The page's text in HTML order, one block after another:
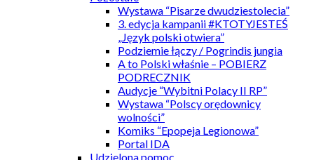
Wystawa “Pisarze dwudziestolecia”
3. edycja kampanii #KTOTYJESTEŚ
„Język polski otwiera”
Podziemie łączy / Pogrindis jungia
A to Polski właśnie – POBIERZ
PODRECZNIK
Audycje “Wybitni Polacy II RP”
Wystawa “Polscy orędownicy
wolności”
Komiks “Epopeja Legionowa”
Portal IDA
Udzielona pomoc